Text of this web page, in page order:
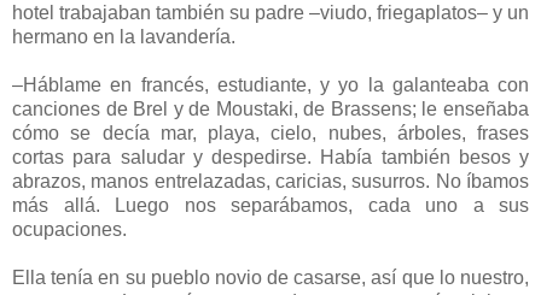
hotel trabajaban también su padre –viudo, friegaplatos– y un
hermano en la lavandería.
–Háblame en francés, estudiante, y yo la galanteaba con
canciones de Brel y de Moustaki, de Brassens; le enseñaba
cómo se decía mar, playa, cielo, nubes, árboles, frases
cortas para saludar y despedirse. Había también besos y
abrazos, manos entrelazadas, caricias, susurros. No íbamos
más allá. Luego nos separábamos, cada uno a sus
ocupaciones.
Ella tenía en su pueblo novio de casarse, así que lo nuestro,